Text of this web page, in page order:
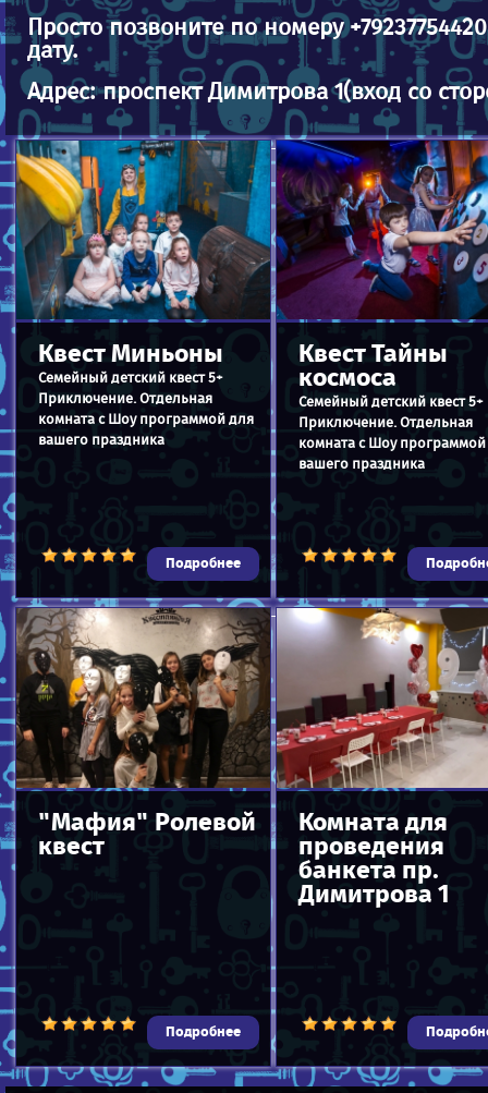
Просто позвоните по номеру
дату.
Адрес: проспект Димитрова 1(вход со
Квест Миньоны
Семейный детский квест 5+
Приключение. Отдельная
комната с Шоу программой для
вашего праздника
Подробнее
Квест Тайны
космоса
Семейный детский квест 5+
Приключение. Отдельная
комната с Шоу программой
вашего праздника
"Мафия" Ролевой
квест
Подробнее
Комната для
проведения
банкета пр.
Димитрова 1